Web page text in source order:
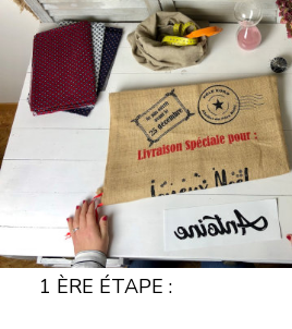
1 ÈRE ÉTAPE :